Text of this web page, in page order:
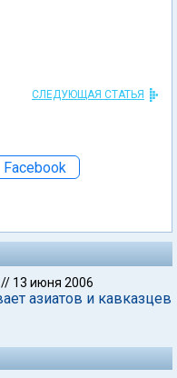
СЛЕДУЮЩАЯ СТАТЬЯ
Facebook
// 13 июня 2006
азиатов и кавказцев